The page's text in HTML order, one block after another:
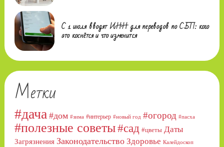
С 1 июля вводят ИНН для переводов по СБП: кого
это коснётся и что изменится
Метки
#дача #дом #зима #интерьер #новый год #огород #пасха
#полезные советы#сад #цветы Даты
Загрязнения Законодательство Здоровье Калейдоскоп